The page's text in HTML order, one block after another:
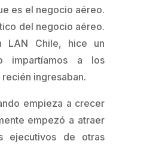
es el negocio aéreo.
del negocio aéreo.
LAN Chile, hice un
impartíamos a los
ingresaban.
empieza a crecer
empezó a atraer
ejecutivos de otras